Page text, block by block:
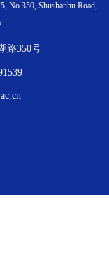
No.350, Shushanhu Road,
路350号